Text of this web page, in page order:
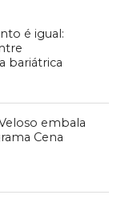
é igual:
bariátrica
embala
Cena